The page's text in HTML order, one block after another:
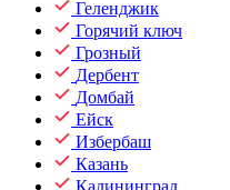
Геленджик
Горячий ключ
Грозный
Дербент
Домбай
Ейск
Избербаш
Казань
Калининград